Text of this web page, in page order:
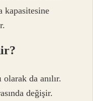
kapasitesine
olarak da anılır.
değişir.